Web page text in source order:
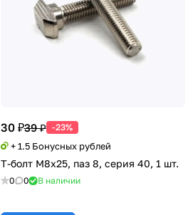
30 ₽39 ₽ -23%
+ 1.5 Бонусных рублей
Т-болт М8х25, паз 8, серия 40, 1 шт.
0 0 В наличии